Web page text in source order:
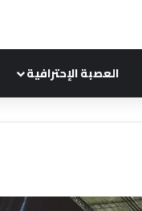
العصبة الإحترافية